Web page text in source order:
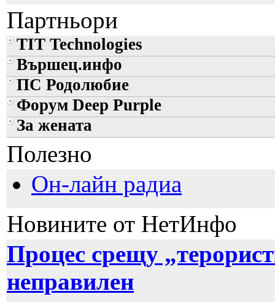
Партньори
TIT Technologies
Вършец.инфо
ПС Родолюбие
Форум Deep Purple
За жената
Полезно
Он-лайн радиа
Новините от НетИнфо
Процес срещу
неправилен